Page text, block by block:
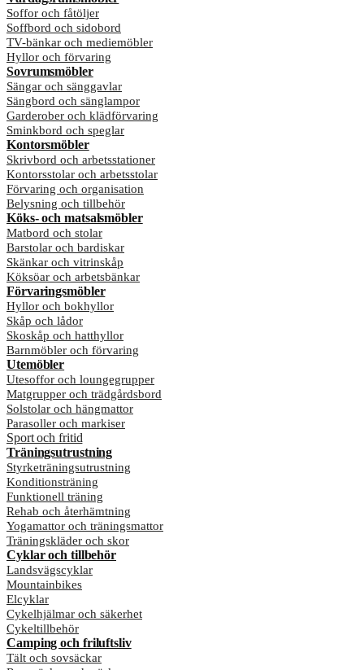
Soffor och fåtöljer
Soffbord och sidobord
TV-bänkar och mediemöbler
Hyllor och förvaring
Sovrumsmöbler
Sängar och sänggavlar
Sängbord och sänglampor
Garderober och klädförvaring
Sminkbord och speglar
Kontorsmöbler
Skrivbord och arbetsstationer
Kontorsstolar och arbetsstolar
Förvaring och organisation
Belysning och tillbehör
Köks- och matsalsmöbler
Matbord och stolar
Barstolar och bardiskar
Skänkar och vitrinskåp
Köksöar och arbetsbänkar
Förvaringsmöbler
Hyllor och bokhyllor
Skåp och lådor
Skoskåp och hatthyllor
Barnmöbler och förvaring
Utemöbler
Utesoffor och loungegrupper
Matgrupper och trädgårdsbord
Solstolar och hängmattor
Parasoller och markiser
Sport och fritid
Träningsutrustning
Styrketräningsutrustning
Konditionsträning
Funktionell träning
Rehab och återhämtning
Yogamattor och träningsmattor
Träningskläder och skor
Cyklar och tillbehör
Landsvägscyklar
Mountainbikes
Elcyklar
Cykelhjälmar och säkerhet
Cykeltillbehör
Camping och friluftsliv
Tält och sovsäckar